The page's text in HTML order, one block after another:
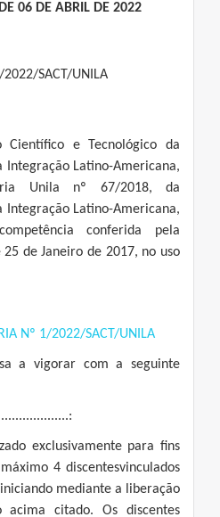
06 DE ABRIL DE 2022
SACT/UNILA
Científico e Tecnológico da
Integração Latino-Americana,
Unila nº 67/2018, da
Integração Latino-Americana,
conferida pela
de Janeiro de 2017, no uso
Nº 1/2022/SACT/UNILA
a vigorar com a seguinte
exclusivamente para fins
4 discentesvinculados
mediante a liberação
citado. Os discentes